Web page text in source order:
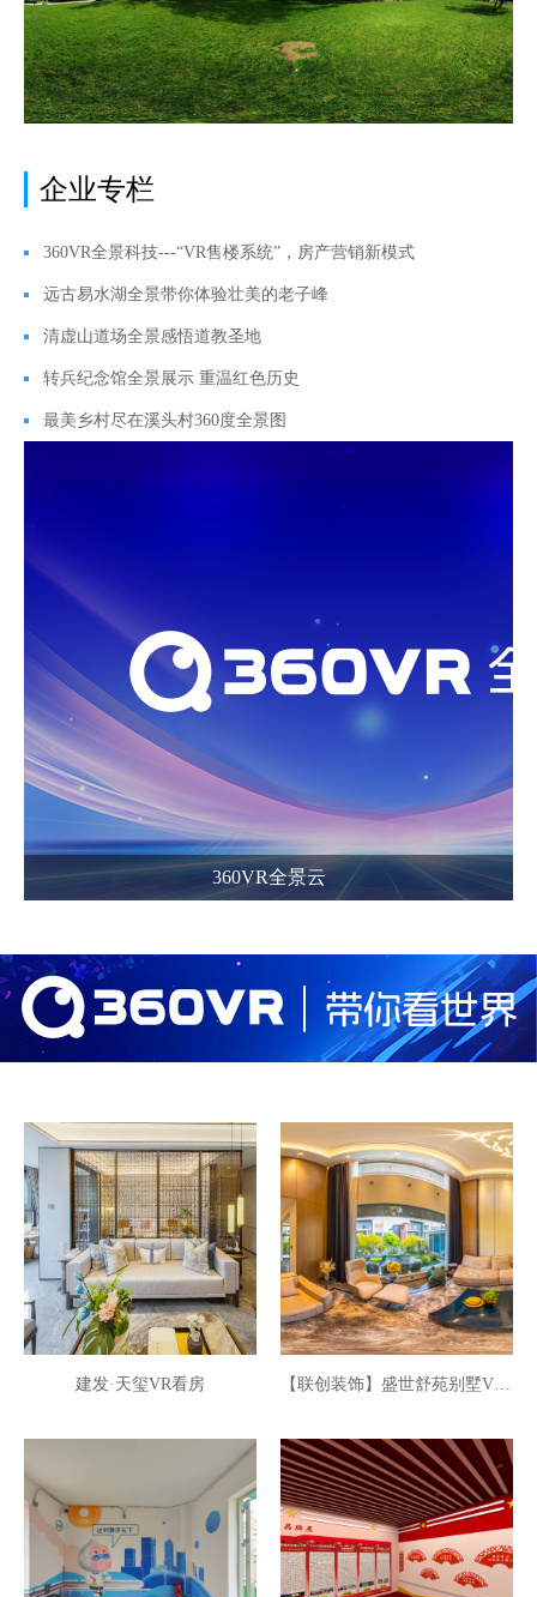
企业专栏
360VR全景科技---“VR售楼系统”，房产营销新模式
远古易水湖全景带你体验壮美的老子峰
清虚山道场全景感悟道教圣地
转兵纪念馆全景展示 重温红色历史
最美乡村尽在溪头村360度全景图
360VR全景云
建发·天玺VR看房 【联创装饰】盛世舒苑别墅VR全景